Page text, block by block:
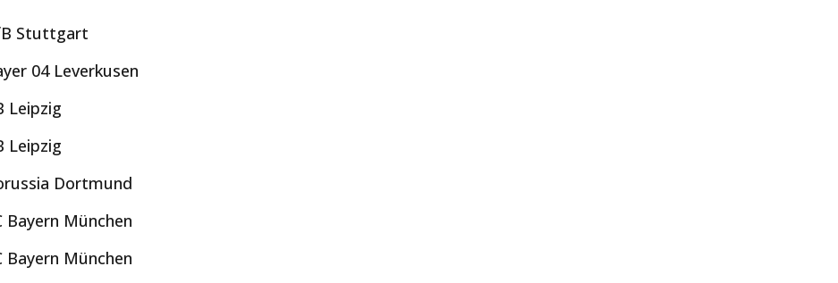
Stuttgart
04 Leverkusen
Leipzig
Leipzig
Dortmund
Bayern München
Bayern München